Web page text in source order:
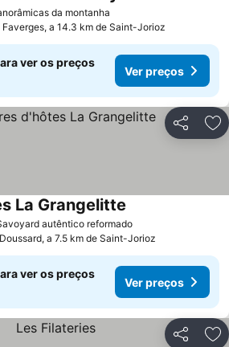
da montanha
Faverges, a 14.3 km de Saint-Jorioz
ver os preços
Ver preços
Partilhar
autêntico reformado
La Grangelitte
Doussard, a 7.5 km de Saint-Jorioz
ver os preços
Ver preços
Partilhar